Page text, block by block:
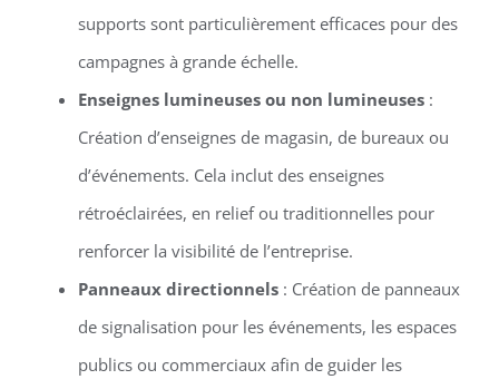
supports sont particulièrement efficaces pour des
campagnes à grande échelle.
Enseignes lumineuses ou non lumineuses:
Création d’enseignes de magasin, de bureaux ou
d’événements. Cela inclut des enseignes
rétroéclairées, en relief ou traditionnelles pour
renforcer la visibilité de l’entreprise.
Panneaux directionnels: Création de panneaux
de signalisation pour les événements, les espaces
publics ou commerciaux afin de guider les